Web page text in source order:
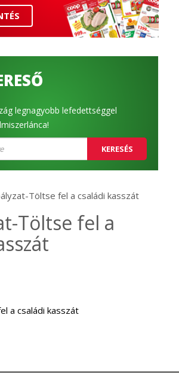
legnagyobb lefedettséggel
KERESÉS
Töltse fel a családi kasszát
Töltse fel a
a családi kasszát